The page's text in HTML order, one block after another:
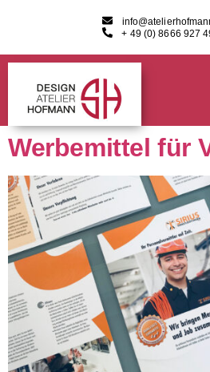
+ 49 (0) 8666 927
Werbemittel für